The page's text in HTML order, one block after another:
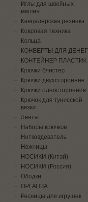
Иглы для швейных
машин
Канцелярская резинка
Ковровая техника
Кольца
КОНВЕРТЫ ДЛЯ ДЕНЕГ
КОНТЕЙНЕР ПЛАСТИК
Крючки блистер
Крючки двухсторонние
Крючки односторонние
Крючок для тунисской
вязки
Ленты
Наборы крючков
Нитковдеватель
Ножницы
НОСИКИ (Китай)
НОСИКИ (Россия)
Ободки
ОРГАНЗА
Ресницы для игрушек